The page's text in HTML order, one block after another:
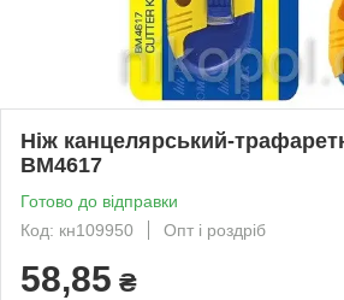
Ніж канцелярський-
BM4617
Готово до відправки
Код: кн109950
Опт і роздріб
58,85 ₴